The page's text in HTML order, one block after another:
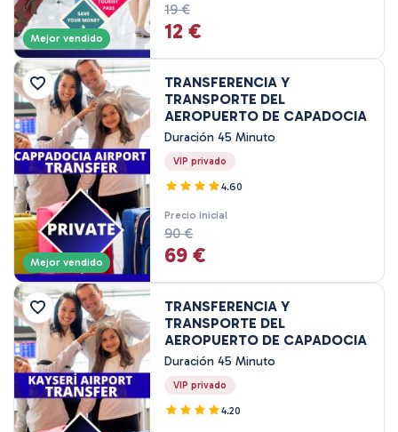
4 Noche 5 Días
Mejor vendido
19 €
12 €
Mejor vendido
TRANSFERENCIA Y
TRANSPORTE DEL
AEROPUERTO DE CAPADOCIA
Duración 45 Minuto
VIP privado
4.60
Precio inicial
90 €
69 €
TRANSFERENCIA Y
TRANSPORTE DEL
AEROPUERTO DE CAPADOCIA
Duración 45 Minuto
VIP privado
4.20